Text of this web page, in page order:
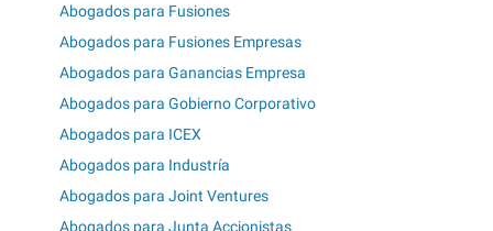
Abogados para Fusiones
Abogados para Fusiones Empresas
Abogados para Ganancias Empresa
Abogados para Gobierno Corporativo
Abogados para ICEX
Abogados para Industría
Abogados para Joint Ventures
Abogados para Junta Accionistas